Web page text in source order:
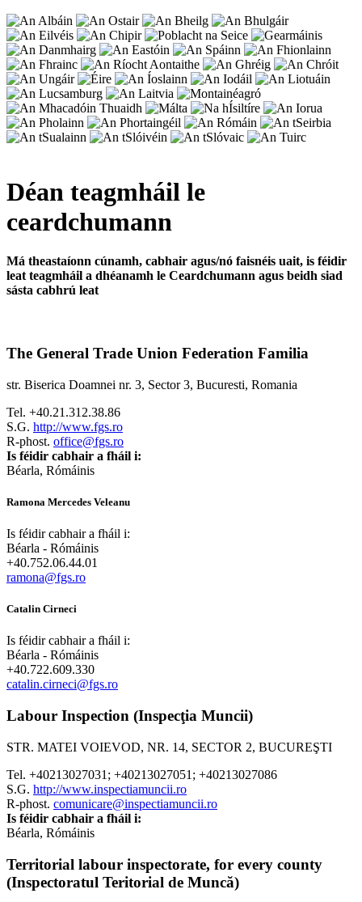
Déan teagmháil le
ceardchumann
Má theastaíonn cúnamh, cabhair agus/nó faisnéis uait, is féidir
leat teagmháil a dhéanamh le Ceardchumann agus beidh siad
sásta cabhrú leat
The General Trade Union Federation Familia
str. Biserica Doamnei nr. 3, Sector 3, Bucuresti, Romania
Tel. +40.21.312.38.86
S.G. http://www.fgs.ro
R-phost. office@fgs.ro
Is féidir cabhair a fháil i:
Béarla, Rómáinis
Ramona Mercedes Veleanu
Is féidir cabhair a fháil i:
Béarla - Rómáinis
+40.752.06.44.01
ramona@fgs.ro
Catalin Cirneci
Is féidir cabhair a fháil i:
Béarla - Rómáinis
+40.722.609.330
catalin.cirneci@fgs.ro
Labour Inspection (Inspecţia Muncii)
STR. MATEI VOIEVOD, NR. 14, SECTOR 2, BUCUREŞTI
Tel. +40213027031; +40213027051; +40213027086
S.G. http://www.inspectiamuncii.ro
R-phost. comunicare@inspectiamuncii.ro
Is féidir cabhair a fháil i:
Béarla, Rómáinis
Territorial labour inspectorate, for every county
(Inspectoratul Teritorial de Muncă)